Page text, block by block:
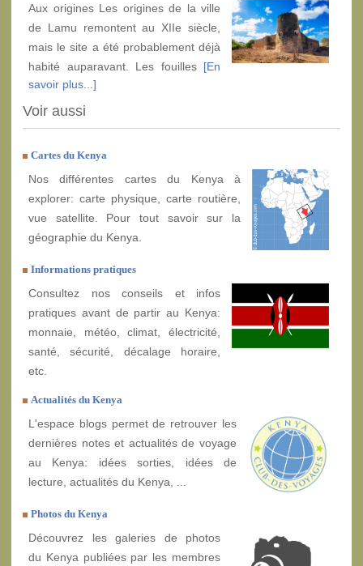
Aux origines Les origines de la ville
de Lamu remontent au XIIe siècle,
mais le site a été probablement déjà
habité auparavant. Les fouilles [En
savoir plus...]
Voir aussi
Cartes du Kenya
Nos différentes cartes du Kenya à
explorer: carte physique, carte routière,
vue satellite. Pour tout savoir sur la
géographie du Kenya.
Informations pratiques
Consultez nos conseils et infos
pratiques avant de partir au Kenya:
monnaie, météo, climat, électricité,
santé, sécurité, décalage horaire,
etc.
Actualités du Kenya
L'espace blogs permet de retrouver les
dernières notes et actualités de voyage
au Kenya: idées sorties, idées de
lecture, actualités du Kenya, ...
Photos du Kenya
Découvrez les galeries de photos
du Kenya publiées par les membres